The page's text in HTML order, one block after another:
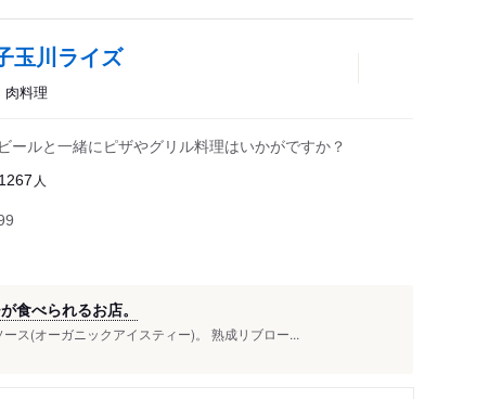
玉川ライズ
肉料理
ールと一緒にピザやグリル料理はいかがですか？
人
食べられるお店。
ス(オーガニックアイスティー)。 熟成リブロー...